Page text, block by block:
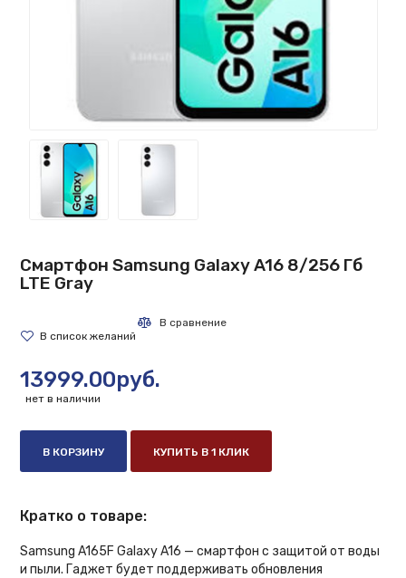
Смартфон Samsung Galaxy A16 8/256 Гб
LTE Gray
13999.00руб.
нет в наличии
В КОРЗИНУ КУПИТЬ В 1 КЛИК
Кратко о товаре:
Samsung A165F Galaxy A16 — смартфон с защитой от воды
и пыли. Гаджет будет поддерживать обновления